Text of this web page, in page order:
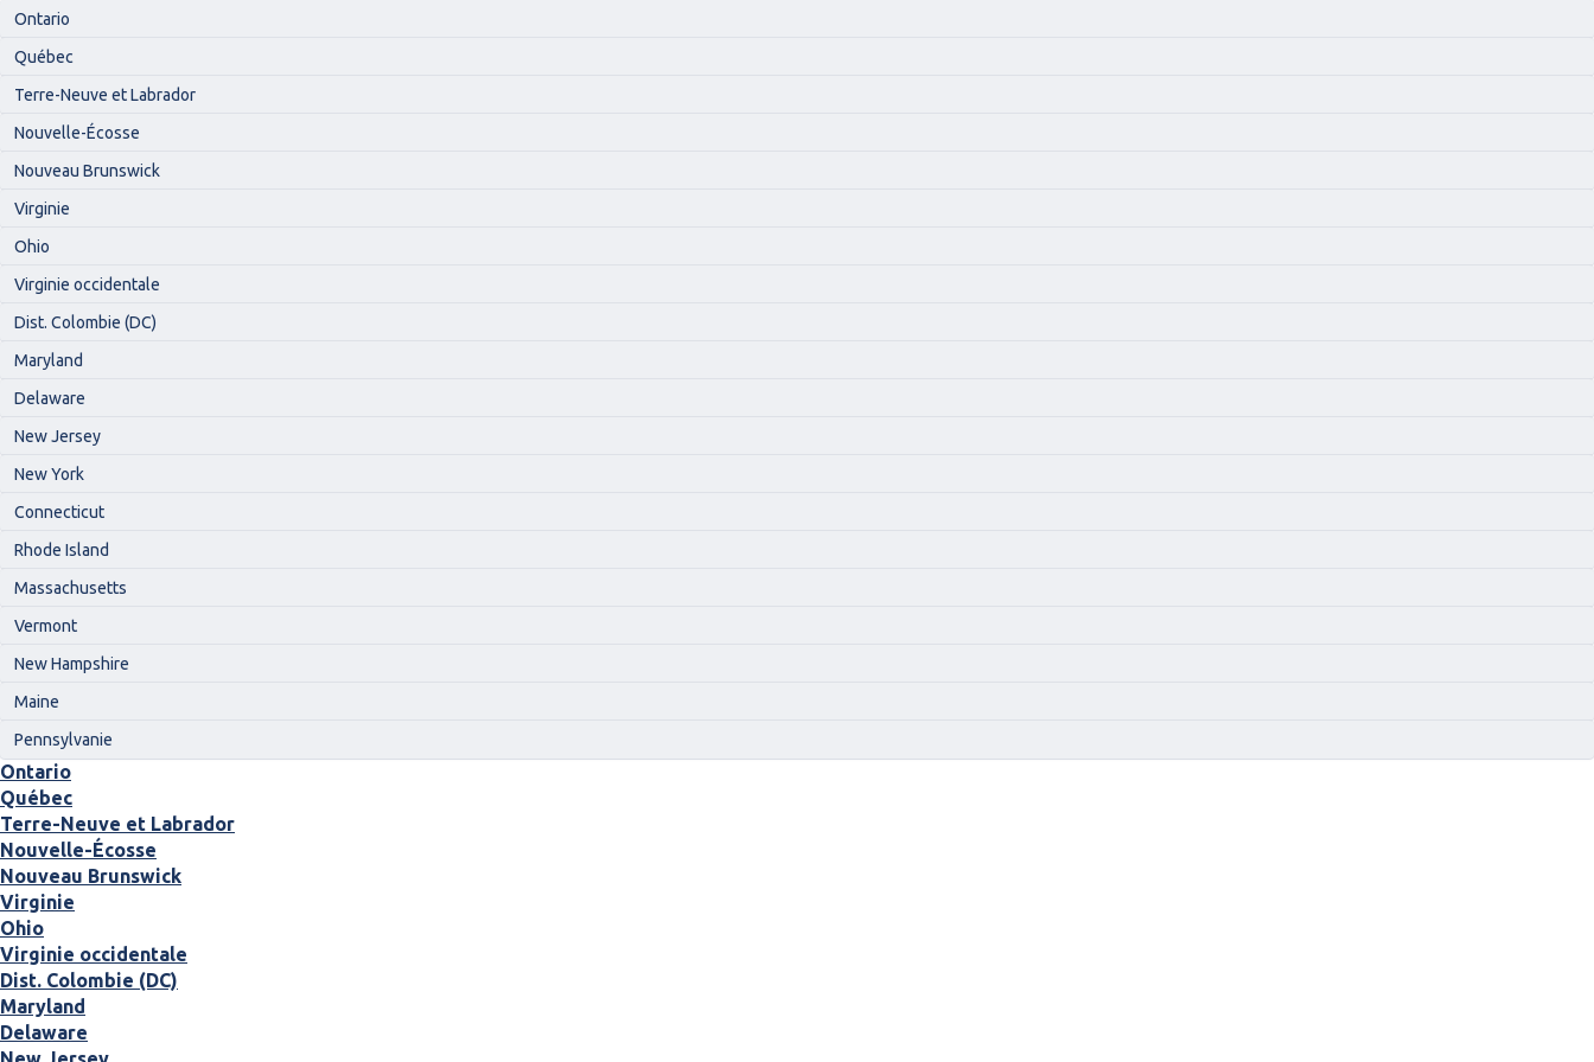
Ontario
Québec
Terre-Neuve et Labrador
Nouvelle-Écosse
Nouveau Brunswick
Virginie
Ohio
Virginie occidentale
Dist. Colombie (DC)
Maryland
Delaware
New Jersey
New York
Connecticut
Rhode Island
Massachusetts
Vermont
New Hampshire
Maine
Pennsylvanie
Ontario
Québec
Terre-Neuve et Labrador
Nouvelle-Écosse
Nouveau Brunswick
Virginie
Ohio
Virginie occidentale
Dist. Colombie (DC)
Maryland
Delaware